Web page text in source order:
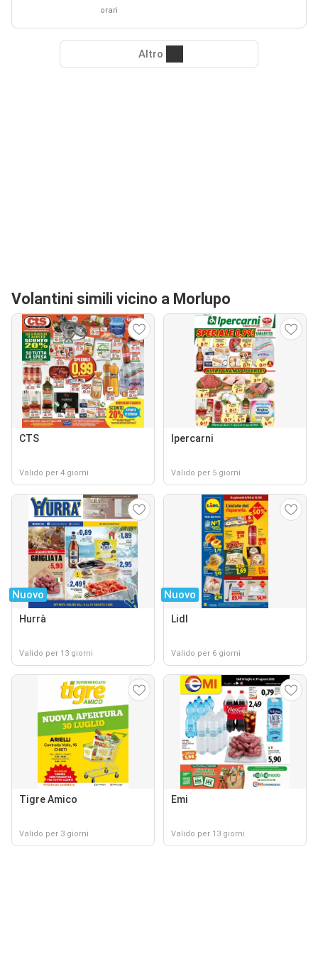
orari
Altro
Volantini simili vicino a Morlupo
CTS
Valido per 4 giorni
Ipercarni
Valido per 5 giorni
Nuovo
Hurrà
Valido per 13 giorni
Nuovo
Lidl
Valido per 6 giorni
Tigre Amico
Valido per 3 giorni
Emi
Valido per 13 giorni